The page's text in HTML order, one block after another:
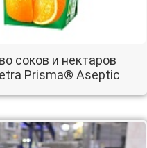
соков и нектаров
Prisma® Aseptic